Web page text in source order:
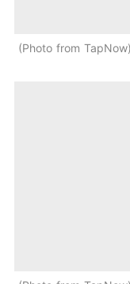
Photo from TapNow